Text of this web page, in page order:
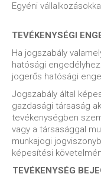
Egyéni
TEVÉKENYSÉGI
Ha jogszabály
hatósági
jogerős hatósági
Jogszabály által
gazdasági társaság
tevékenységben
vagy a társasággal
munkajogi
képesítési
TEVÉKENYSÉG